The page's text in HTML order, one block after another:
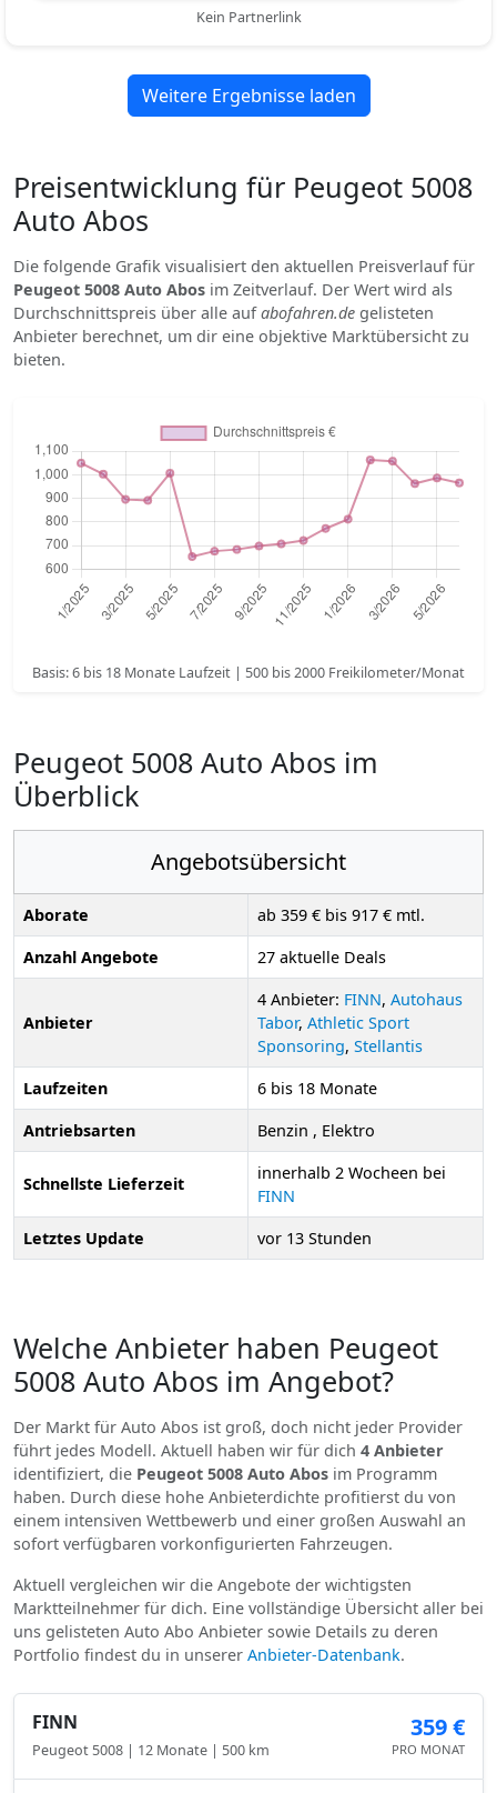
Kein Partnerlink
Weitere Ergebnisse laden
Preisentwicklung für Peugeot 5008
Auto Abos
Die folgende Grafik visualisiert den aktuellen Preisverlauf für
Peugeot 5008 Auto Abos im Zeitverlauf. Der Wert wird als
Durchschnittspreis über alle aufabofahren.de gelisteten
Anbieter berechnet, um dir eine objektive Marktübersicht zu
bieten.
Basis: 6 bis 18 Monate Laufzeit | 500 bis 2000 Freikilometer/Monat
Peugeot 5008 Auto Abos im
Überblick
Angebotsübersicht
Aborate
ab 359 € bis 917 € mtl.
Anzahl Angebote
27 aktuelle Deals
Anbieter
4 Anbieter: FINN, Autohaus
Tabor, Athletic Sport
Sponsoring, Stellantis
Laufzeiten
6 bis 18 Monate
Antriebsarten
Benzin , Elektro
Schnellste Lieferzeit
innerhalb 2 Wocheen bei
FINN
Letztes Update
vor 13 Stunden
Welche Anbieter haben Peugeot
5008 Auto Abos im Angebot?
Der Markt für Auto Abos ist groß, doch nicht jeder Provider
führt jedes Modell. Aktuell haben wir für dich 4 Anbieter
identifiziert, die Peugeot 5008 Auto Abos im Programm
haben. Durch diese hohe Anbieterdichte profitierst du von
einem intensiven Wettbewerb und einer großen Auswahl an
sofort verfügbaren vorkonfigurierten Fahrzeugen.
Aktuell vergleichen wir die Angebote der wichtigsten
Marktteilnehmer für dich. Eine vollständige Übersicht aller bei
uns gelisteten Auto Abo Anbieter sowie Details zu deren
Portfolio findest du in unserer Anbieter-Datenbank.
FINN
Peugeot 5008 | 12 Monate | 500 km
359 €
PRO MONAT